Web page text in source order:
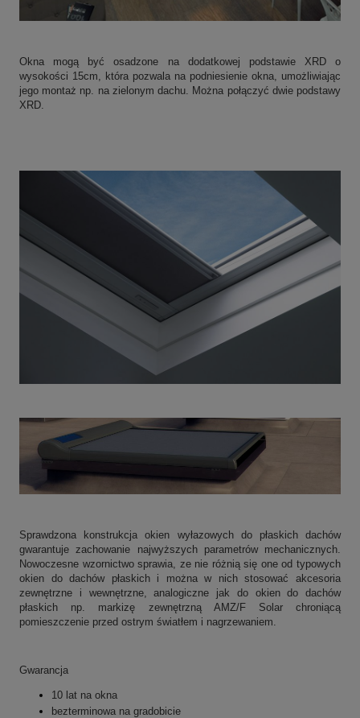
Okna mogą być osadzone na dodatkowej podstawie XRD o
wysokości 15cm, która pozwala na podniesienie okna, umożliwiając
jego montaż np. na zielonym dachu. Można połączyć dwie podstawy
XRD.
Sprawdzona konstrukcja okien wyłazowych do płaskich dachów
gwarantuje zachowanie najwyższych parametrów mechanicznych.
Nowoczesne wzornictwo sprawia, ze nie różnią się one od typowych
okien do dachów płaskich i można w nich stosować akcesoria
zewnętrzne i wewnętrzne, analogiczne jak do okien do dachów
płaskich np. markizę zewnętrzną AMZ/F Solar chroniącą
pomieszczenie przed ostrym światłem i nagrzewaniem.
Gwarancja
10 lat na okna
bezterminowa na gradobicie